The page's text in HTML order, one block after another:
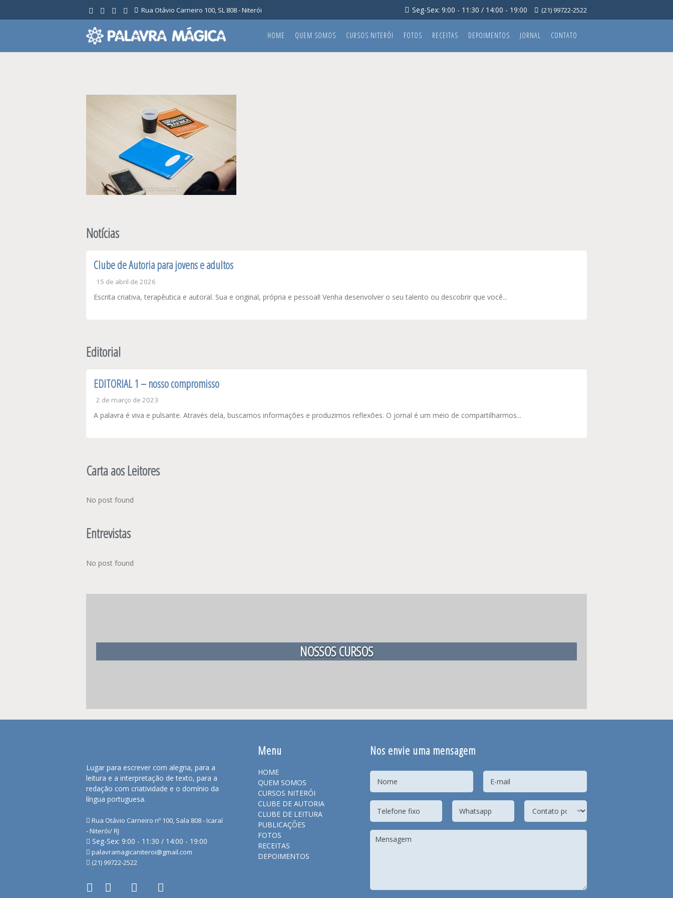
Rua Otávio Carneiro 100, SL 808 - Niterói Seg-Sex: 9:00 - 11:30 / 14:00 - 19:00 (21) 99722-2522
HOME QUEM SOMOS CURSOS NITERÓI FOTOS RECEITAS DEPOIMENTOS JORNAL CONTATO
Notícias
Clube de Autoria para jovens e adultos
15 de abril de 2026
Escrita criativa, terapêutica e autoral. Sua e original, própria e pessoal! Venha desenvolver o seu talento ou descobrir que você...
Editorial
EDITORIAL 1 – nosso compromisso
2 de março de 2023
A palavra é viva e pulsante. Através dela, buscamos informações e produzimos reflexões. O jornal é um meio de compartilharmos...
Carta aos Leitores
No post found
Entrevistas
No post found
NOSSOS CURSOS
Lugar para escrever com alegria, para a
leitura e a interpretação de texto, para a
redação com criatividade e o domínio da
língua portuguesa.
Rua Otávio Carneiro nº 100, Sala 808 - Icaraí
- Niterói/ RJ
Seg-Sex: 9:00 - 11:30 / 14:00 - 19:00
palavramagicaniteroi@gmail.com
(21) 99722-2522
Menu
HOME
QUEM SOMOS
CURSOS NITERÓI
CLUBE DE AUTORIA
CLUBE DE LEITURA
PUBLICAÇÕES
FOTOS
RECEITAS
DEPOIMENTOS
Nos envie uma mensagem